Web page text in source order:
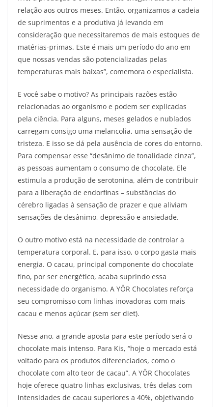
relação aos outros meses. Então, organizamos a cadeia
de suprimentos e a produtiva já levando em
consideração que necessitaremos de mais estoques de
matérias-primas. Este é mais um período do ano em
que nossas vendas são potencializadas pelas
temperaturas mais baixas”, comemora o especialista.
E você sabe o motivo? As principais razões estão
relacionadas ao organismo e podem ser explicadas
pela ciência. Para alguns, meses gelados e nublados
carregam consigo uma melancolia, uma sensação de
tristeza. E isso se dá pela ausência de cores do entorno.
Para compensar esse “desânimo de tonalidade cinza”,
as pessoas aumentam o consumo de chocolate. Ele
estimula a produção de serotonina, além de contribuir
para a liberação de endorfinas – substâncias do
cérebro ligadas à sensação de prazer e que aliviam
sensações de desânimo, depressão e ansiedade.
O outro motivo está na necessidade de controlar a
temperatura corporal. E, para isso, o corpo gasta mais
energia. O cacau, principal componente do chocolate
fino, por ser energético, acaba suprindo essa
necessidade do organismo. A YÖR Chocolates reforça
seu compromisso com linhas inovadoras com mais
cacau e menos açúcar (sem ser diet).
Nesse ano, a grande aposta para este período será o
chocolate mais intenso. Para Kis, “hoje o mercado está
voltado para os produtos diferenciados, como o
chocolate com alto teor de cacau”. A YÖR Chocolates
hoje oferece quatro linhas exclusivas, três delas com
intensidades de cacau superiores a 40%, objetivando